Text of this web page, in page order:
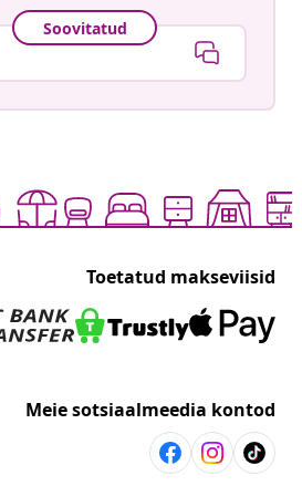
Soovitatud
Toetatud makseviisid
Meie sotsiaalmeedia kontod